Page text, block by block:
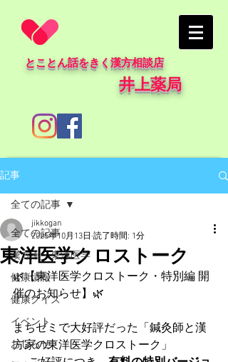
とことん話をきく漢方相談店
井上薬局
記事
全ての記事
漢方薬・東洋医学
健康情報
健康クイズ
イベント
おしらせ
全ての記事
東洋医学クロストーク
jikkogan
2025年10月13日 読了時間: 1分
🌿【東洋医学クロストーク・特別編 開
催のお知らせ】🌿
まちゼミで大好評だった「鍼灸師と漢
方家の東洋医学クロストーク」